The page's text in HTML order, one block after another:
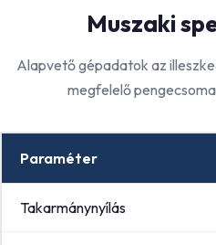
Muszaki
Alapvető gépadatok az
megfelelő
Paraméter
Takarmánynyílás